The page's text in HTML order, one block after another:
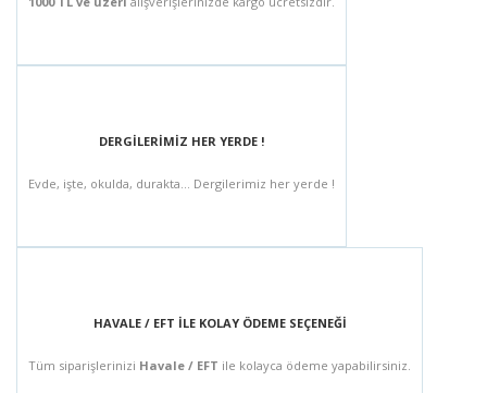
DERGİLERİMİZ HER YERDE !
Evde, işte, okulda, durakta... Dergilerimiz her yerde !
HAVALE / EFT İLE KOLAY ÖDEME SEÇENEĞİ
Tüm siparişlerinizi Havale / EFT ile kolayca ödeme yapabilirsiniz.